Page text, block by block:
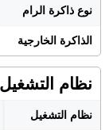
نوع ذاكرة الرام
الذاكرة الخارجية
نظام التشغيل
نظام التشغيل